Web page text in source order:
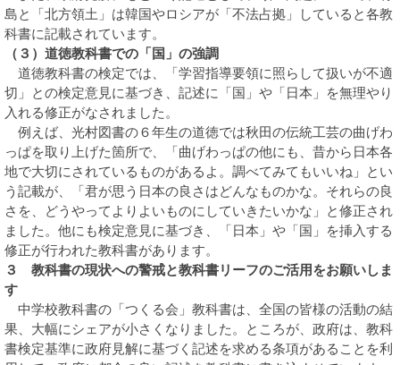
島と「北方領土」は韓国やロシアが「不法占拠」していると各教
科書に記載されています。
（３）道徳教科書での「国」の強調
道徳教科書の検定では、「学習指導要領に照らして扱いが不適
切」との検定意見に基づき、記述に「国」や「日本」を無理やり
入れる修正がなされました。
例えば、光村図書の６年生の道徳では秋田の伝統工芸の曲げわ
っぱを取り上げた箇所で、「曲げわっぱの他にも、昔から日本各
地で大切にされているものがあるよ。調べてみてもいいね」とい
う記載が、「君が思う日本の良さはどんなものかな。それらの良
さを、どうやってよりよいものにしていきたいかな」と修正され
ました。他にも検定意見に基づき、「日本」や「国」を挿入する
修正が行われた教科書があります。
３ 教科書の現状への警戒と教科書リーフのご活用をお願いしま
す
中学校教科書の「つくる会」教科書は、全国の皆様の活動の結
果、大幅にシェアが小さくなりました。ところが、政府は、教科
書検定基準に政府見解に基づく記述を求める条項があることを利